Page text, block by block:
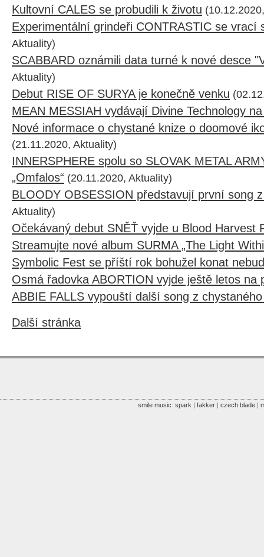
Kultovní CALES se probudili k životu
Experimentální grindeři CONTRASTIC se vrací
Aktuality)
SCABBARD oznámili data turné k nové desce
Aktuality)
Debut RISE OF SURYA je konečně venku
MEAN MESSIAH vydávají Divine Technology
Nové informace o chystané knize o doomové
(21.11.2020, Aktuality)
INNERSPHERE spolu so SLOVAK METAL
„Omfalos“ (20.11.2020, Aktuality)
BLOODY OBSESSION představují první song
Aktuality)
Očekávaný debut SNĚŤ vyjde u Blood Harvest
Streamujte nové album SURMA „The Light
Symbolic Fest se příští rok bohužel konat
Osmá řadovka ABORTION vyjde ještě letos na
ABBIE FALLS vypouští další song z
Další stránka
smile music:spark |fakker |czech blade |